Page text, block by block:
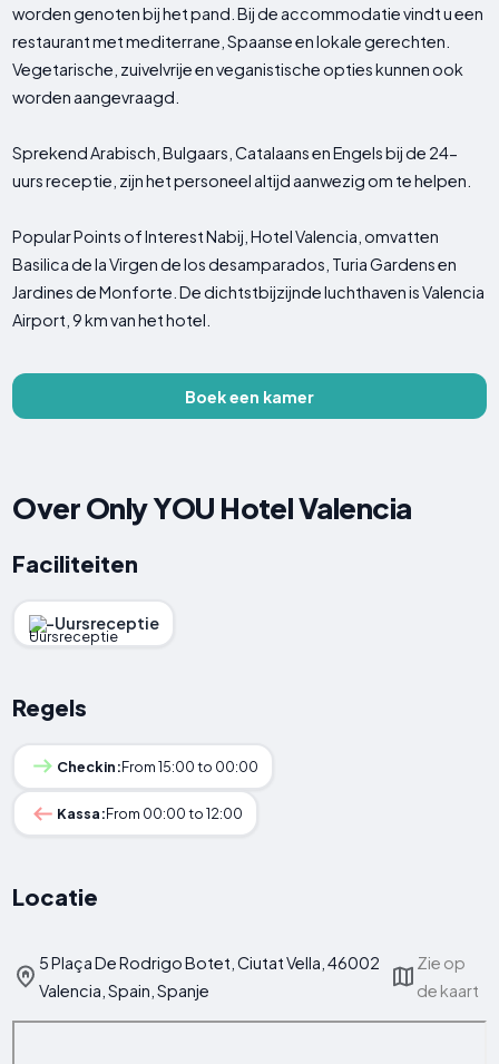
worden genoten bij het pand. Bij de accommodatie vindt u een
restaurant met mediterrane, Spaanse en lokale gerechten.
Vegetarische, zuivelvrije en veganistische opties kunnen ook
worden aangevraagd.
Sprekend Arabisch, Bulgaars, Catalaans en Engels bij de 24-
uurs receptie, zijn het personeel altijd aanwezig om te helpen.
Popular Points of Interest Nabij, Hotel Valencia, omvatten
Basilica de la Virgen de los desamparados, Turia Gardens en
Jardines de Monforte. De dichtstbijzijnde luchthaven is Valencia
Airport, 9 km van het hotel.
Boek een kamer
Over Only YOU Hotel Valencia
Faciliteiten
-Uursreceptie
Regels
Checkin:From 15:00 to 00:00
Kassa:From 00:00 to 12:00
Locatie
5 Plaça De Rodrigo Botet, Ciutat Vella, 46002
Valencia, Spain, Spanje
Zie op
de kaart